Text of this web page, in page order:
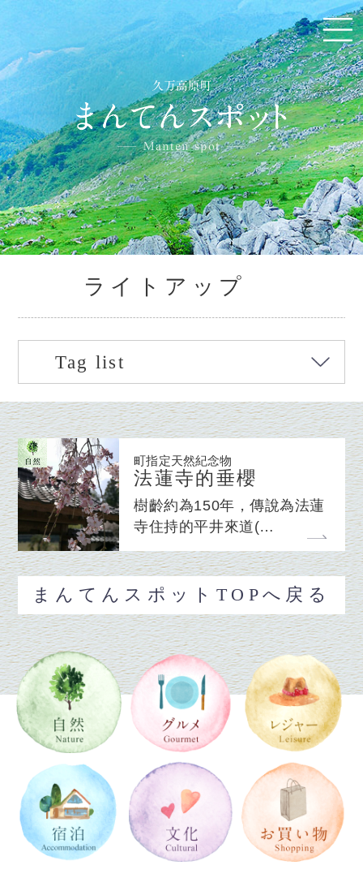
ライトアップ
Tag list
町指定天然紀念物
法蓮寺的垂櫻
樹齡約為150年，傳說為法蓮
寺住持的平井來道(…
まんてんスポットTOPへ戻る